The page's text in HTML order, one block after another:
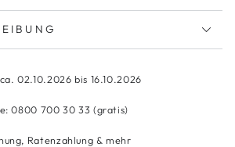
02.10.2026 bis 16.10.2026
0800 700 30 33 (gratis)
Ratenzahlung & mehr